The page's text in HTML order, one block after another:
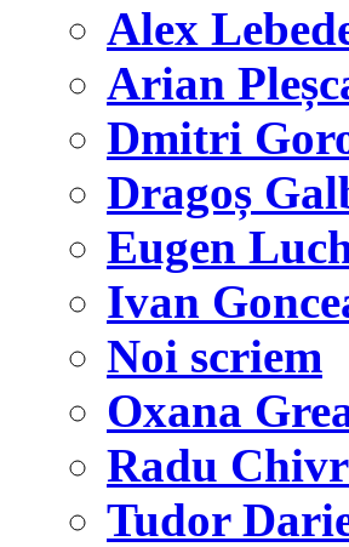
Alex
Arian
Dmitri
Dragoș
Eugen
Ivan
Noi scriem
Oxana
Radu
Tudor